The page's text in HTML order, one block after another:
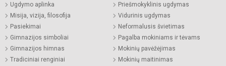
Ugdymo aplinka
Misija, vizija, filosofija
Pasiekimai
Gimnazijos simboliai
Gimnazijos himnas
Tradiciniai renginiai
Priešmokyklinis ugdymas
Vidurinis ugdymas
Neformalusis švietimas
Pagalba mokiniams ir tėvams
Mokinių pavėžėjimas
Mokinių maitinimas